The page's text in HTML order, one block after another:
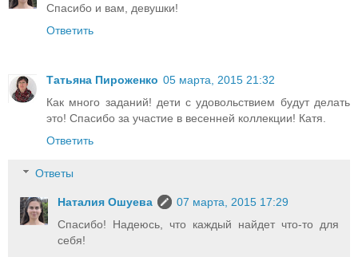
Спасибо и вам, девушки!
Ответить
Татьяна Пироженко 05 марта, 2015 21:32
Как много заданий! дети с удовольствием будут делать
это! Спасибо за участие в весенней коллекции! Катя.
Ответить
Ответы
Наталия Ошуева
07 марта, 2015 17:29
Спасибо! Надеюсь, что каждый найдет что-то для
себя!